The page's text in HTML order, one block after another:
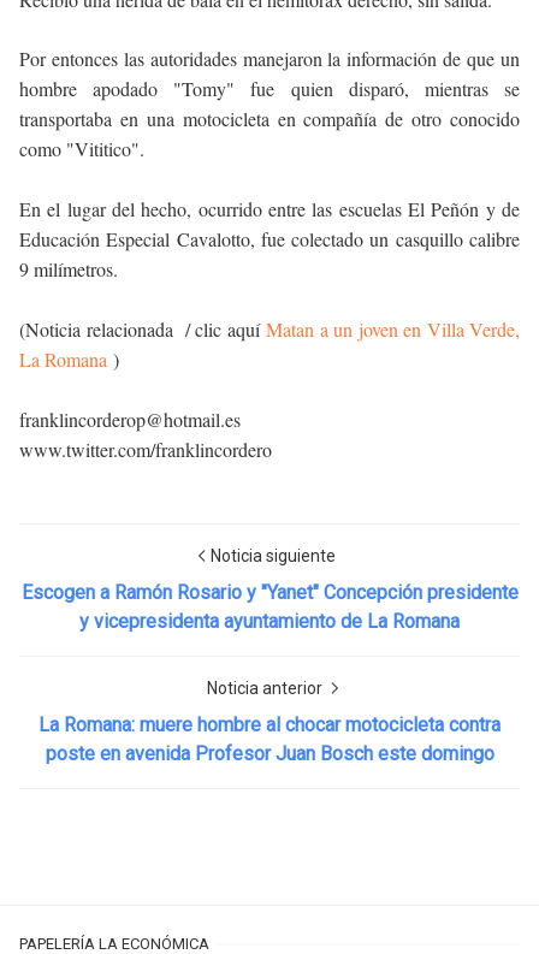
Por entonces las autoridades manejaron la información de que un
hombre apodado "Tomy" fue quien disparó, mientras se
transportaba en una motocicleta en compañía de otro conocido
como "Vititico".
En el lugar del hecho, ocurrido entre las escuelas El Peñón y de
Educación Especial Cavalotto, fue colectado un casquillo calibre
9 milímetros.
(Noticia relacionada / clic aquíMatan a un joven en Villa Verde,
La Romana )
franklincorderop@hotmail.es
www.twitter.com/franklincordero
Noticia siguiente
Escogen a Ramón Rosario y "Yanet" Concepción presidente
y vicepresidenta ayuntamiento de La Romana
Noticia anterior
La Romana: muere hombre al chocar motocicleta contra
poste en avenida Profesor Juan Bosch este domingo
PAPELERÍA LA ECONÓMICA